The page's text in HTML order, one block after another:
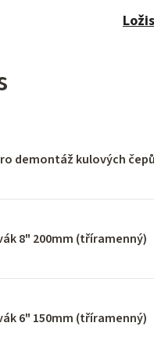
demontáž kulových
8" 200mm (tříramenný)
6" 150mm (tříramenný)